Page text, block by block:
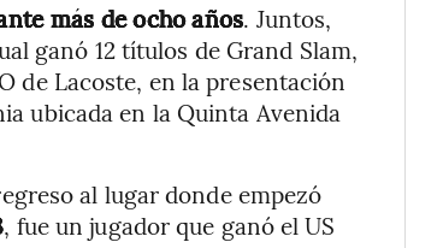
más de ocho años. Juntos,
ganó 12 títulos de Grand Slam,
de Lacoste, en la presentación
ubicada en la Quinta Avenida
al lugar donde empezó
, fue un jugador que ganó el US